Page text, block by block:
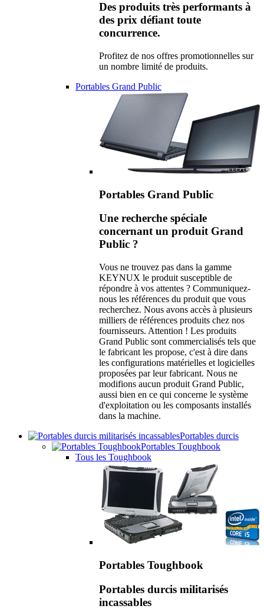
Des produits très performants à
des prix défiant toute
concurrence.
Profitez de nos offres promotionnelles sur
un nombre limité de produits.
Portables Grand Public
Portables Grand Public
Une recherche spéciale
concernant un produit Grand
Public ?
Vous ne trouvez pas dans la gamme
KEYNUX le produit susceptible de
répondre à vos attentes ? Communiquez-
nous les références du produit que vous
recherchez. Nous avons accès à plusieurs
milliers de références produits chez nos
fournisseurs. Attention ! Les produits
Grand Public sont commercialisés tels que
le fabricant les propose, c'est à dire dans
les configurations matérielles et logicielles
proposées par leur fabricant. Nous ne
modifions aucun produit Grand Public,
aussi bien en ce qui concerne le système
d'exploitation ou les composants installés
dans la machine.
Portables durcis
Portables Toughbook
Tous les Toughbook
Portables Toughbook
Portables durcis militarisés
incassables